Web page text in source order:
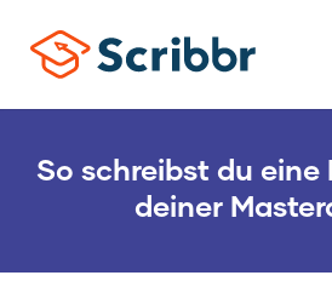
So schreibst du eine
deiner